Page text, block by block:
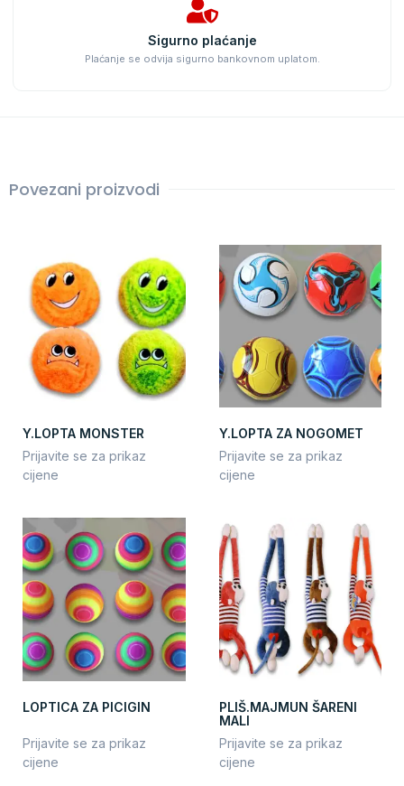
Sigurno plaćanje
Plaćanje se odvija sigurno bankovnom uplatom.
Povezani proizvodi
Y.LOPTA MONSTER
Prijavite se za prikaz
cijene
Y.LOPTA ZA NOGOMET
Prijavite se za prikaz
cijene
LOPTICA ZA PICIGIN
Prijavite se za prikaz
cijene
PLIŠ.MAJMUN ŠARENI
MALI
Prijavite se za prikaz
cijene